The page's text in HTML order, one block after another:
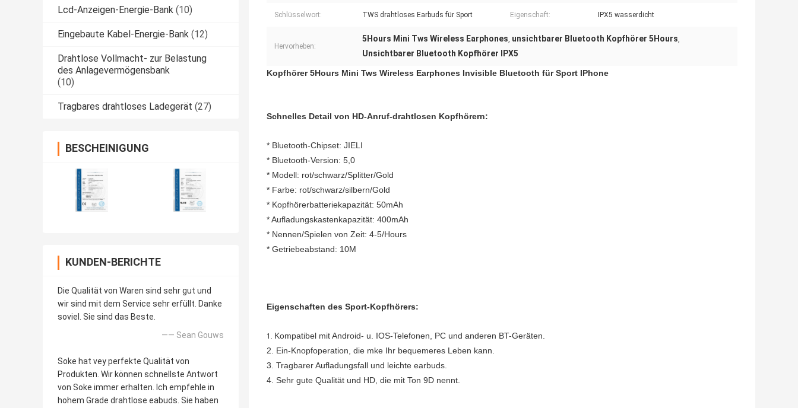
Lcd-Anzeigen-Energie-Bank (10)
Eingebaute Kabel-Energie-Bank (12)
Drahtlose Vollmacht- zur Belastung
des Anlagevermögensbank
(10)
Tragbares drahtloses Ladegerät (27)
BESCHEINIGUNG
KUNDEN-BERICHTE
Die Qualität von Waren sind sehr gut und
wir sind mit dem Service sehr erfüllt. Danke
soviel. Sie sind das Beste.
—— Sean Gouws
Soke hat vey perfekte Qualität von
Produkten. Wir können schnellste Antwort
von Soke immer erhalten. Ich empfehle in
hohem Grade drahtlose eabuds. Sie haben
Schlüsselwort: TWS drahtloses Earbuds für Sport Eigenschaft: IPX5 wasserdicht
Hervorheben:
5Hours Mini Tws Wireless Earphones, unsichtbarer Bluetooth Kopfhörer 5Hours,
Unsichtbarer Bluetooth Kopfhörer IPX5
Kopfhörer 5Hours Mini Tws Wireless Earphones Invisible Bluetooth für Sport IPhone
Schnelles Detail von HD-Anruf-drahtlosen Kopfhörern:
* Bluetooth-Chipset: JIELI
* Bluetooth-Version: 5,0
* Modell: rot/schwarz/Splitter/Gold
* Farbe: rot/schwarz/silbern/Gold
* Kopfhörerbatteriekapazität: 50mAh
* Aufladungskastenkapazität: 400mAh
* Nennen/Spielen von Zeit: 4-5/Hours
* Getriebeabstand: 10M
Eigenschaften des Sport-Kopfhörers:
1. Kompatibel mit Android- u. IOS-Telefonen, PC und anderen BT-Geräten.
2. Ein-Knopfoperation, die mke Ihr bequemeres Leben kann.
3. Tragbarer Aufladungsfall und leichte earbuds.
4. Sehr gute Qualität und HD, die mit Ton 9D nennt.